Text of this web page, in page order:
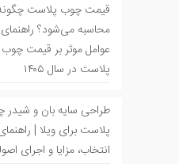
قیمت چوب پلاست
محاسبه می‌شود؟
عوامل موثر بر قیمت چوب
پلاست در سال ۱۴۰۵
طراحی سایه بان و شیدر
پلاست برای ویلا |
انتخاب، مزایا و اجرای